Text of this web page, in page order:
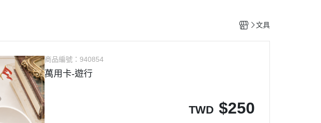
文具
商品編號： 940854
萬用卡-遊行
TWD $250